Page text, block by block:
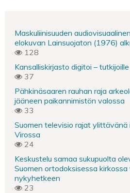
Maskuliinisuuden
elokuvan Lainsuojaton (1976)
128
Kansalliskirjasto digitoi –
37
Pähkinäsaaren rauhan raja
jääneen paikannimistön valossa
33
Suomen televisio rajat
Virossa
24
Keskustelu samaa sukupuolta
Suomen ortodoksisessa
nykyhetkeen
23